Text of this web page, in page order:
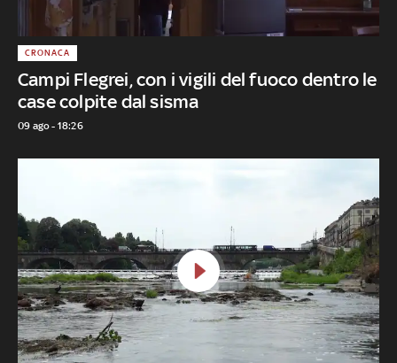
Campi Flegrei, con i vigili del fuoco dentro le
case colpite dal sisma
CRONACA
09 ago - 18:26